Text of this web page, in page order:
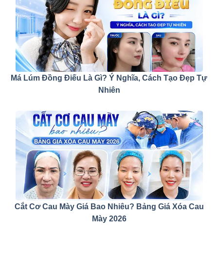
Má Lúm Đồng Điếu Là Gì? Ý Nghĩa, Cách Tạo Đẹp Tự
Nhiên
Cắt Cơ Cau Mày Giá Bao Nhiêu? Bảng Giá Xóa Cau
Mày 2026